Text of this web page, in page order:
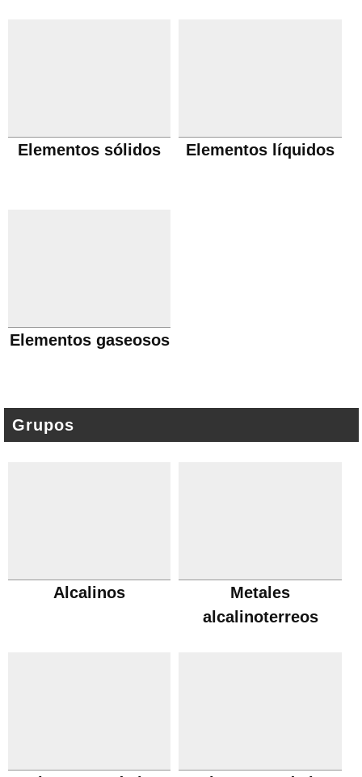
Elementos sólidos Elementos líquidos
Elementos gaseosos
Grupos
Alcalinos
Metales
alcalinoterreos